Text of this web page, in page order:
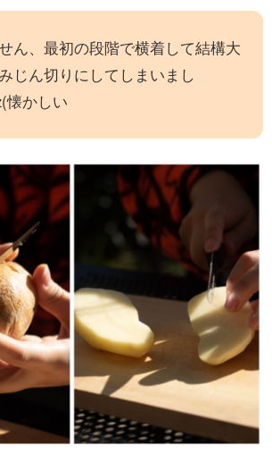
ん、最初の段階で横着して結構大
じん切りにしてしまいまし
懐かしい